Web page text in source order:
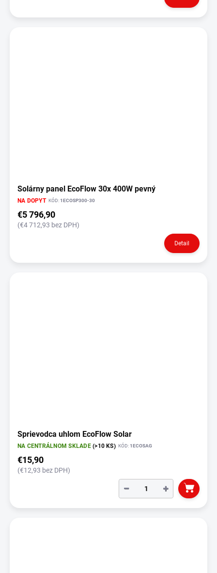
Solárny panel EcoFlow 30x 400W pevný
NA DOPYT KÓD:1ECOSP300-30
€5 796,90
(€4 712,93 bez DPH)
Detail
Sprievodca uhlom EcoFlow Solar
NA CENTRÁLNOM SKLADE(>10 KS) KÓD:1ECOSAG
€15,90
(€12,93 bez DPH)
+
−